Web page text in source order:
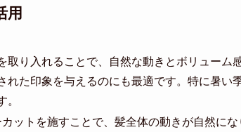
用
取り入れることで、自然な動きとボリューム
れた印象を与えるのにも最適です。特に暑い
。
ットを施すことで、髪全体の動きが自然にな